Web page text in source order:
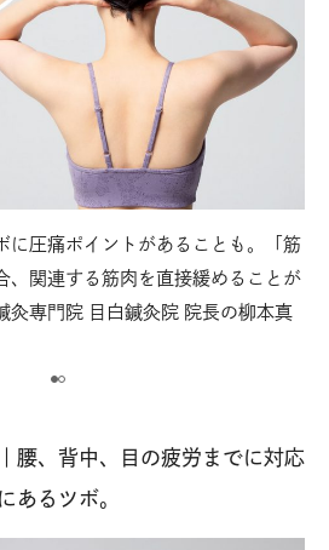
に圧痛ポイントがあることも。「筋
、関連する筋肉を直接緩めることが
灸専門院 目白鍼灸院 院長の柳本真
腰、背中、目の疲労までに対応
あるツボ。